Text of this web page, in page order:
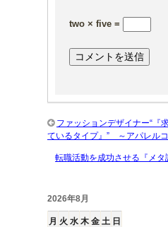
two × five =
ファッションデザイナー“『
ているタイプ』” ～アパレル
転職活動を成功させる『メ
2026年8月
月 火 水 木 金 土 日